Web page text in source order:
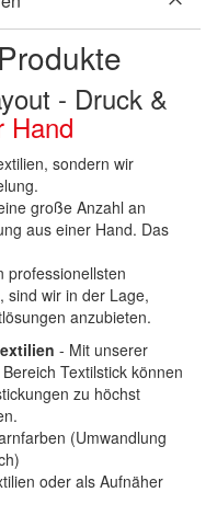
- Druck &
Hand
sondern wir
große Anzahl an
aus einer Hand. Das
professionellsten
sind wir in der Lage,
anzubieten.
- Mit unserer
Textilstick können
zu höchst
(Umwandlung
oder als Aufnäher